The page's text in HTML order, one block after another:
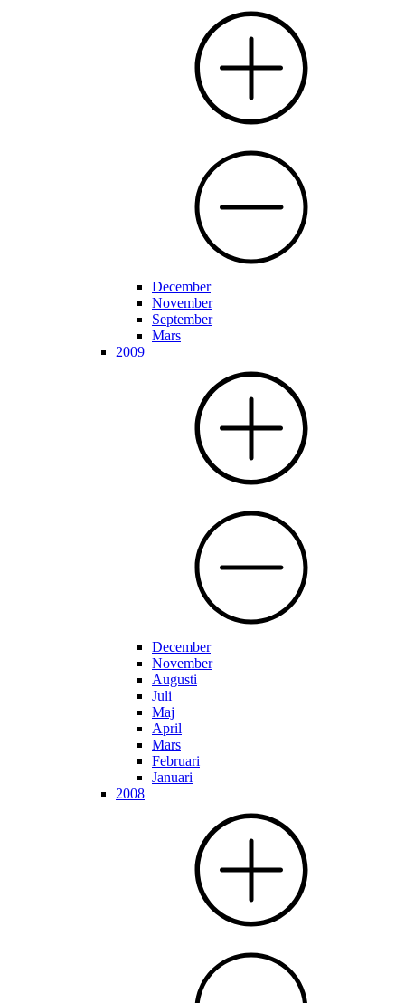
December
November
September
Mars
2009
December
November
Augusti
Juli
Maj
April
Mars
Februari
Januari
2008